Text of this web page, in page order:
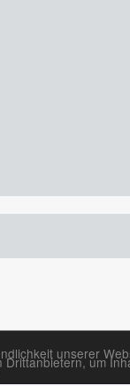
unserer
um